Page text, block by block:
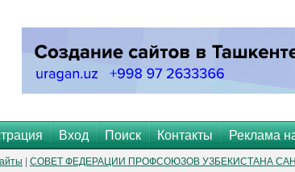
Вход Поиск Контакты Реклама
СОВЕТ ФЕДЕРАЦИИ ПРОФСОЮЗОВ УЗБЕКИСТАНА